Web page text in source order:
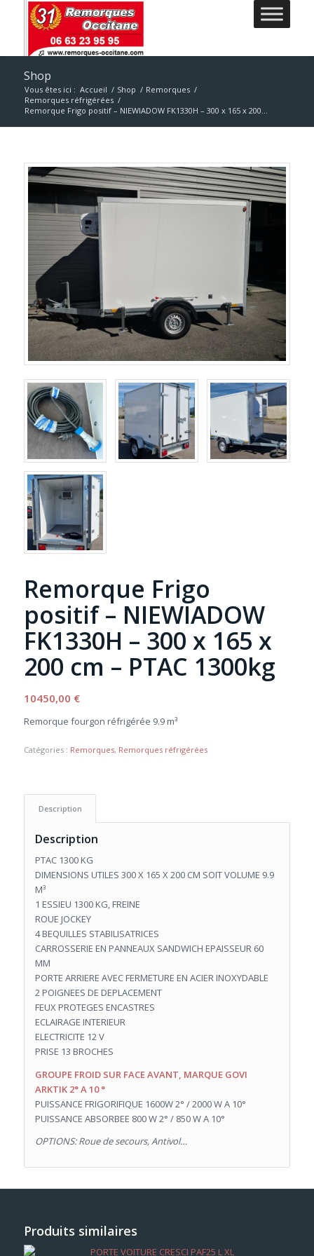
Shop
Vous êtes ici : Accueil / Shop / Remorques /
Remorques réfrigérées /
Remorque Frigo positif – NIEWIADOW FK1330H – 300 x 165 x 200...
Remorque Frigo
positif – NIEWIADOW
FK1330H – 300 x 165 x
200 cm – PTAC 1300kg
10450,00 €
Remorque fourgon réfrigérée 9.9 m³
Catégories : Remorques, Remorques réfrigérées
Description
Description
PTAC 1300 KG
DIMENSIONS UTILES 300 X 165 X 200 CM SOIT VOLUME 9.9
M³
1 ESSIEU 1300 KG, FREINE
ROUE JOCKEY
4 BEQUILLES STABILISATRICES
CARROSSERIE EN PANNEAUX SANDWICH EPAISSEUR 60
MM
PORTE ARRIERE AVEC FERMETURE EN ACIER INOXYDABLE
2 POIGNEES DE DEPLACEMENT
FEUX PROTEGES ENCASTRES
ECLAIRAGE INTERIEUR
ELECTRICITE 12 V
PRISE 13 BROCHES
GROUPE FROID SUR FACE AVANT, MARQUE GOVI
ARKTIK 2° A 10 °
PUISSANCE FRIGORIFIQUE 1600W 2° / 2000 W A 10°
PUISSANCE ABSORBEE 800 W 2° / 850 W A 10°
OPTIONS: Roue de secours, Antivol…
Produits similaires